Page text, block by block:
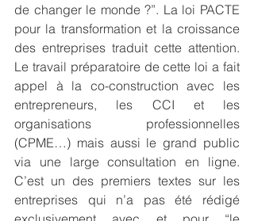
de changer le monde ?”. La loi PACTE
pour la transformation et la croissance
des entreprises traduit cette attention.
Le travail préparatoire de cette loi a fait
appel à la co-construction avec les
entrepreneurs, les CCI et les
organisations professionnelles
(CPME…) mais aussi le grand public
via une large consultation en ligne.
C’est un des premiers textes sur les
entreprises qui n’a pas été rédigé